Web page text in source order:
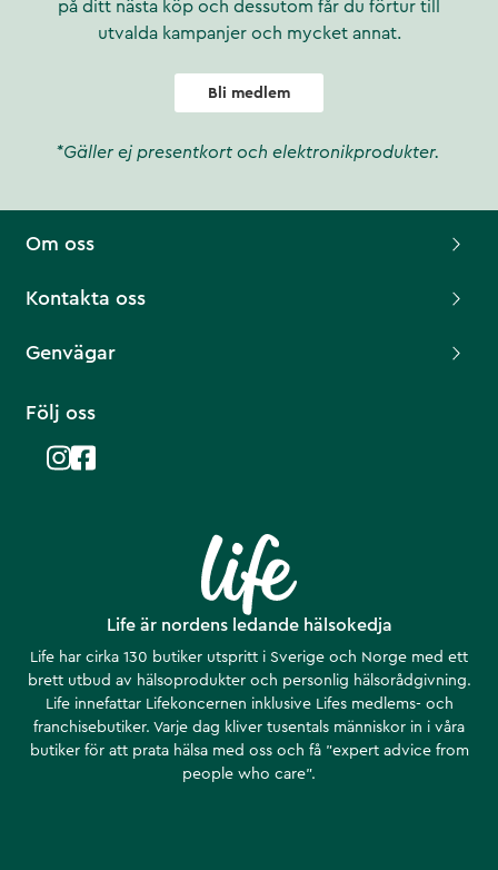
på ditt nästa köp och dessutom får du förtur till
utvalda kampanjer och mycket annat.
Bli medlem
*Gäller ej presentkort och elektronikprodukter.
Life är nordens ledande hälsokedja
Life har cirka 130 butiker utspritt i Sverige och Norge med ett
brett utbud av hälsoprodukter och personlig hälsorådgivning.
Life innefattar Lifekoncernen inklusive Lifes medlems- och
franchisebutiker. Varje dag kliver tusentals människor in i våra
butiker för att prata hälsa med oss och få ”expert advice from
people who care”.
Om oss
Kontakta oss
Genvägar
Följ oss